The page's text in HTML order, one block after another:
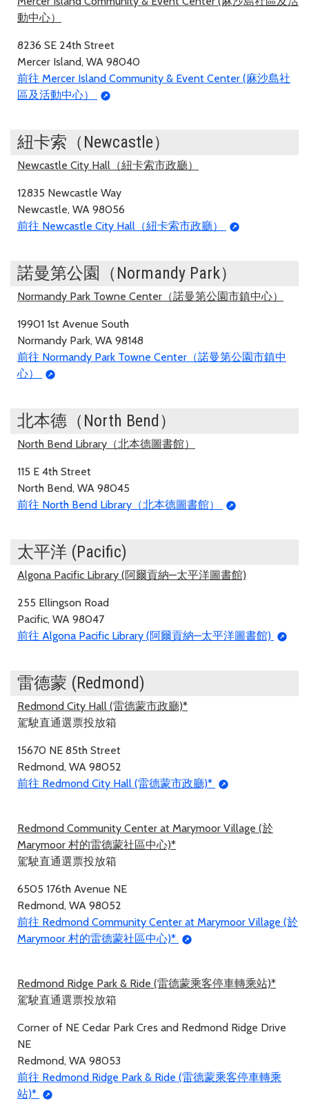
動中心）
8236 SE 24th Street
Mercer Island, WA 98040
前往 Mercer Island Community & Event Center (麻沙島社
區及活動中心）
紐卡索（Newcastle）
Newcastle City Hall（紐卡索市政廳）
12835 Newcastle Way
Newcastle, WA 98056
前往 Newcastle City Hall（紐卡索市政廳）
諾曼第公園（Normandy Park）
Normandy Park Towne Center（諾曼第公園市鎮中心）
19901 1st Avenue South
Normandy Park, WA 98148
前往 Normandy Park Towne Center（諾曼第公園市鎮中
心）
北本德（North Bend）
North Bend Library（北本德圖書館）
115 E 4th Street
North Bend, WA 98045
前往 North Bend Library（北本德圖書館）
太平洋 (Pacific)
Algona Pacific Library (阿爾貢納—太平洋圖書館)
255 Ellingson Road
Pacific, WA 98047
前往 Algona Pacific Library (阿爾貢納—太平洋圖書館)
雷德蒙 (Redmond)
Redmond City Hall (雷德蒙市政廳)*
駕駛直通選票投放箱
15670 NE 85th Street
Redmond, WA 98052
前往 Redmond City Hall (雷德蒙市政廳)*
Redmond Community Center at Marymoor Village (於
Marymoor 村的雷德蒙社區中心)*
駕駛直通選票投放箱
6505 176th Avenue NE
Redmond, WA 98052
前往 Redmond Community Center at Marymoor Village (於
Marymoor 村的雷德蒙社區中心)*
Redmond Ridge Park & Ride (雷德蒙乘客停車轉乘站)*
駕駛直通選票投放箱
Corner of NE Cedar Park Cres and Redmond Ridge Drive
NE
Redmond, WA 98053
前往 Redmond Ridge Park & Ride (雷德蒙乘客停車轉乘
站)*